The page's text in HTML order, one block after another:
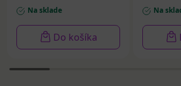
Na sklade
Do košíka
Na